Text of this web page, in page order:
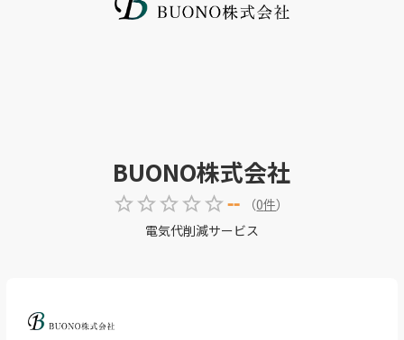
BUONO株式会社
-- （0件）
電気代削減サービス